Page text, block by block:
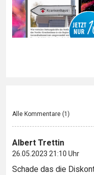
Alle Kommentare (1)
Albert Trettin
26.05.2023 21:10 Uhr
Schade das die